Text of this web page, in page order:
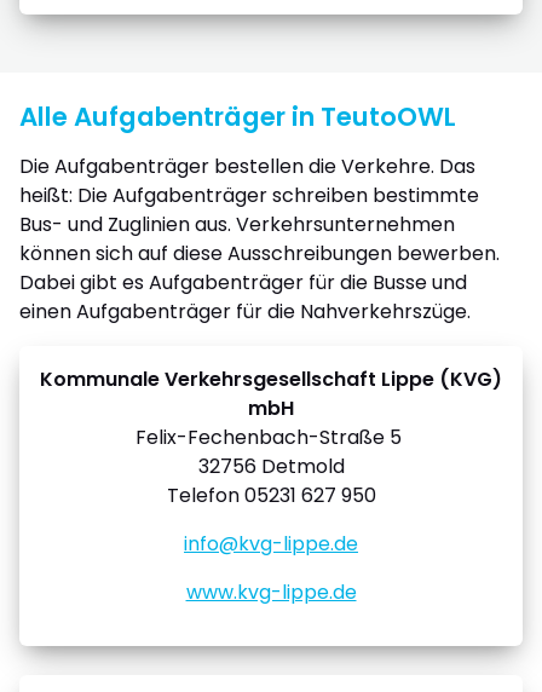
Alle Aufgabenträger in TeutoOWL
Die Aufgabenträger bestellen die Verkehre. Das
heißt: Die Aufgabenträger schreiben bestimmte
Bus- und Zuglinien aus. Verkehrsunternehmen
können sich auf diese Ausschreibungen bewerben.
Dabei gibt es Aufgabenträger für die Busse und
einen Aufgabenträger für die Nahverkehrszüge.
Kommunale Verkehrsgesellschaft Lippe (KVG)
mbH
Felix-Fechenbach-Straße 5
32756 Detmold
Telefon 05231 627 950
info@kvg-lippe.de
www.kvg-lippe.de